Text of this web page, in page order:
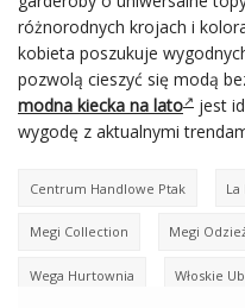
różnorodnych krojach i
kobieta poszukuje
pozwolą cieszyć się modą
modna kiecka na lato
jest
wygodę z aktualnymi
Centrum Handlowe Ptak
Megi Collection Megi
Wega Hurtownia Włoskie